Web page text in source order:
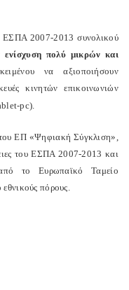
ΕΣΠΑ 2007-2013 συνολικού
ενίσχυση πολύ μικρών και
να αξιοποιήσουν
κινητών επικοινωνιών
pc).
του ΕΠ «Ψηφιακή Σύγκλιση»,
του ΕΣΠΑ 2007-2013 και
το Ευρωπαϊκό Ταμείο
πόρους.